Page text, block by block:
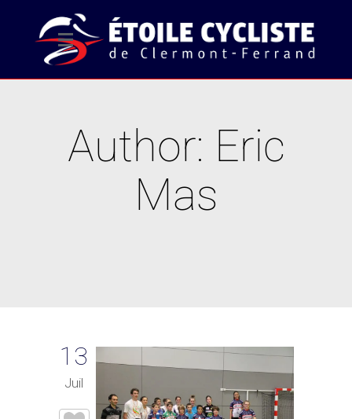
Author: Eric
Mas
13
Juil